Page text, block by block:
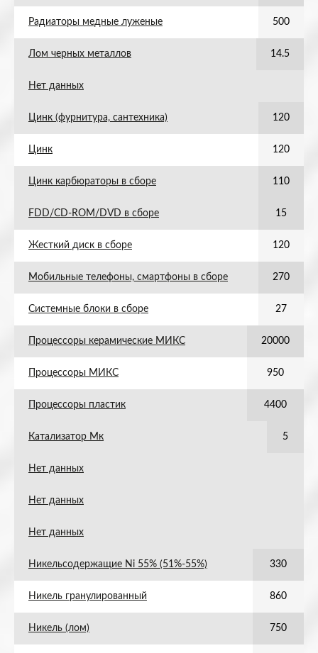
Радиаторы медные луженые 500
Лом черных металлов 14.5
Нет данных
Цинк (фурнитура, сантехника) 120
Цинк 120
Цинк карбюраторы в сборе 110
FDD/CD-ROM/DVD в сборе 15
Жесткий диск в сборе 120
Мобильные телефоны, смартфоны в сборе 270
Системные блоки в сборе 27
Процессоры керамические МИКС 20000
Процессоры МИКС 950
Процессоры пластик 4400
Катализатор Мк 5
Нет данных
Нет данных
Нет данных
Никельсодержащие Ni 55% (51%-55%) 330
Никель гранулированный 860
Никель (лом) 750